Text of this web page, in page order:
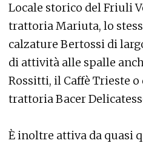
Locale storico del Friuli
trattoria Mariuta, lo
calzature Bertossi di
di attività alle spalle
Rossitti, il Caffè Trieste
trattoria Bacer
È inoltre attiva da quasi